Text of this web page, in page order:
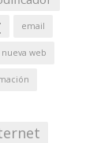
email
nueva web